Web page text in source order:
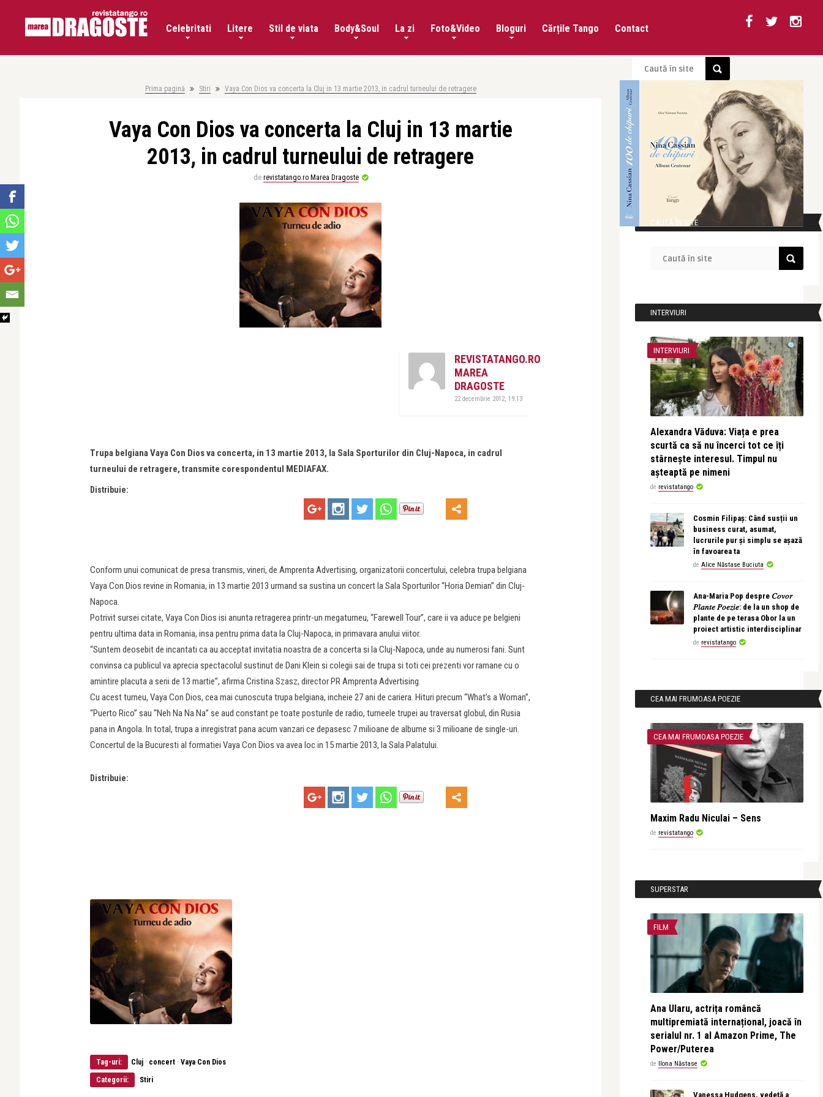
Celebritati Litere Stil de viata Body&Soul La zi Foto&Video Bloguri Cărțile Tango Contact
Prima pagină Stiri Vaya Con Dios va concerta la Cluj in 13 martie 2013, in cadrul turneului de retragere
Vaya Con Dios va concerta la Cluj in 13 martie
2013, in cadrul turneului de retragere
de revistatango.ro Marea Dragoste
REVISTATANGO.RO
MAREA
DRAGOSTE
22 decembrie 2012, 19:13
Trupa belgiana Vaya Con Dios va concerta, in 13 martie 2013, la Sala Sporturilor din Cluj-Napoca, in cadrul
turneului de retragere, transmite corespondentul MEDIAFAX.
Distribuie:
Conform unui comunicat de presa transmis, vineri, de Amprenta Advertising, organizatorii concertului, celebra trupa belgiana
Vaya Con Dios revine in Romania, in 13 martie 2013 urmand sa sustina un concert la Sala Sporturilor “Horia Demian” din Cluj-
Napoca.
Potrivit sursei citate, Vaya Con Dios isi anunta retragerea printr-un megaturneu, “Farewell Tour”, care ii va aduce pe belgieni
pentru ultima data in Romania, insa pentru prima data la Cluj-Napoca, in primavara anului viitor.
“Suntem deosebit de incantati ca au acceptat invitatia noastra de a concerta si la Cluj-Napoca, unde au numerosi fani. Sunt
convinsa ca publicul va aprecia spectacolul sustinut de Dani Klein si colegii sai de trupa si toti cei prezenti vor ramane cu o
amintire placuta a serii de 13 martie”, afirma Cristina Szasz, director PR Amprenta Advertising.
Cu acest turneu, Vaya Con Dios, cea mai cunoscuta trupa belgiana, incheie 27 ani de cariera. Hituri precum “What’s a Woman”,
“Puerto Rico” sau “Neh Na Na Na” se aud constant pe toate posturile de radio, turneele trupei au traversat globul, din Rusia
pana in Angola. In total, trupa a inregistrat pana acum vanzari ce depasesc 7 milioane de albume si 3 milioane de single-uri.
Concertul de la Bucuresti al formatiei Vaya Con Dios va avea loc in 15 martie 2013, la Sala Palatului.
Distribuie:
Tag-uri: Cluj · concert · Vaya Con Dios
Categorii: Stiri
CAUTĂ ÎN SITE
INTERVIURI
INTERVIURI
Alexandra Văduva: Viața e prea
scurtă ca să nu încerci tot ce îți
stârnește interesul. Timpul nu
așteaptă pe nimeni
de revistatango
Cosmin Filipaș: Când susții un
business curat, asumat,
lucrurile pur și simplu se așază
în favoarea ta
de Alice Năstase Buciuta
Ana-Maria Pop despre 𝐶𝑜𝑣𝑜𝑟
𝑃𝑙𝑎𝑛𝑡𝑒 𝑃𝑜𝑒𝑧𝑖𝑒: de la un shop de
plante de pe terasa Obor la un
proiect artistic interdisciplinar
de revistatango
CEA MAI FRUMOASA POEZIE
CEA MAI FRUMOASA POEZIE
Maxim Radu Niculai – Sens
de revistatango
SUPERSTAR
FILM
Ana Ularu, actrița româncă
multipremiată internațional, joacă în
serialul nr. 1 al Amazon Prime, The
Power/Puterea
de Ilona Năstase
Vanessa Hudgens, vedetă a